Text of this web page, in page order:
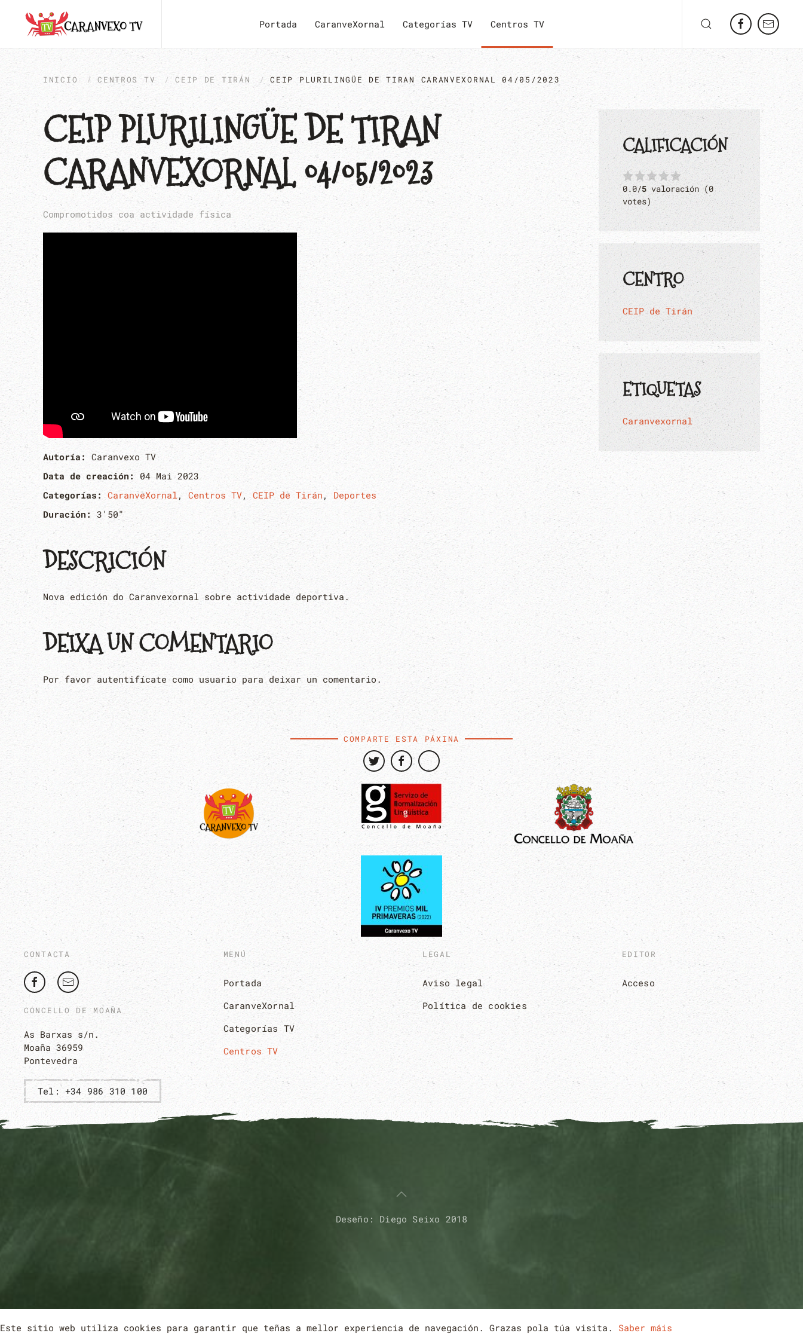
Portada CaranveXornal Categorías TV Centros TV
INICIO CENTROS TV CEIP DE TIRÁN CEIP PLURILINGÜE DE TIRAN CARANVEXORNAL 04/05/2023
CEIP PLURILINGÜE DE TIRAN
CARANVEXORNAL 04/05/2023
Compromotidos coa actividade física
Autoría:Caranvexo TV
Data de creación: 04 Mai 2023
Categorías: CaranveXornal, Centros TV, CEIP de Tirán , Deportes
Duración:3'50"
DESCRICIÓN
Nova edición do Caranvexornal sobre actividade deportiva.
CALIFICACIÓN
0.0/5 valoración (0
votes)
CENTRO
CEIP de Tirán
ETIQUETAS
Caranvexornal
DEIXA UN COMENTARIO
Por favor autentifícate como usuario para deixar un comentario.
COMPARTE ESTA PÁXINA
CONTACTA
CONCELLO DE MOAÑA
As Barxas s/n.
Moaña 36959
Pontevedra
Tel: +34 986 310 100
MENÚ
Portada
CaranveXornal
Categorías TV
Centros TV
LEGAL
Aviso legal
Política de cookies
EDITOR
Acceso
Deseño: Diego Seixo 2018
Este sitio web utiliza cookies para garantir que teñas a mellor experiencia de navegación. Grazas pola túa visita. Saber máis